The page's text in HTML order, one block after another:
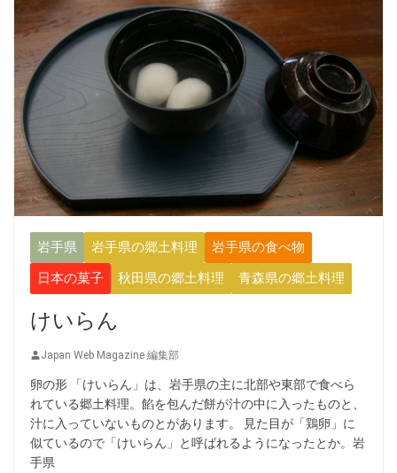
岩手県 岩手県の郷土料理
岩手県の食べ物
日本の菓子
秋田県の郷土料理 青森県の郷土料理
けいらん
Japan Web Magazine 編集部
卵の形 「けいらん」は、岩手県の主に北部や東部で食べら
れている郷土料理。餡を包んだ餅が汁の中に入ったものと、
汁に入っていないものとがあります。 見た目が「鶏卵」に
似ているので「けいらん」と呼ばれるようになったとか。岩
手県